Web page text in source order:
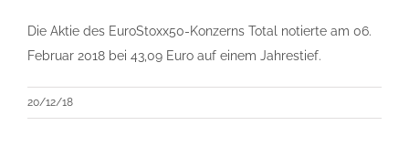
Die Aktie des EuroStoxx50-Konzerns Total notierte am 06.
Februar 2018 bei 43,09 Euro auf einem Jahrestief.
20/12/18